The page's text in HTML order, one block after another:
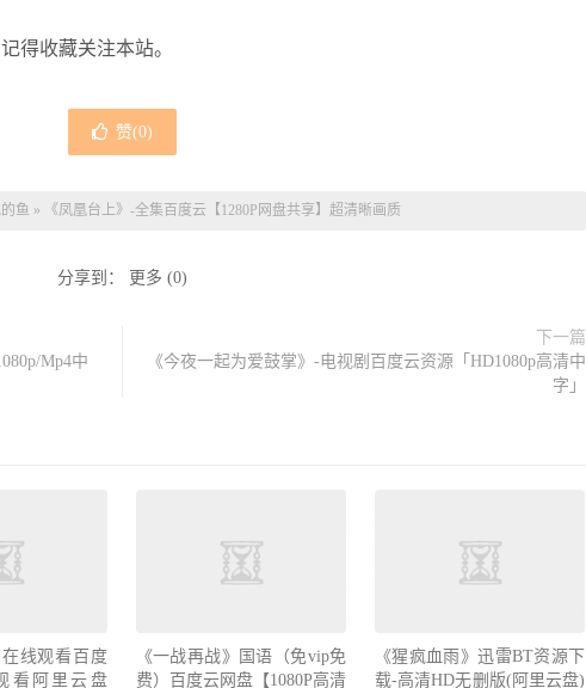
得收藏关注本站。
赞(0)
鱼 » 《凤凰台上》-全集百度云【1280P网盘共享】超清晰画质
分享到： 更多 (0)
Mp4中
下一篇
《今夜一起为爱鼓掌》-电视剧百度云资源「HD1080p高清中
字」
在线观看百度
看阿里云盘
《一战再战》国语（免vip免
费）百度云网盘【1080P高清
《猩疯血雨》迅雷BT资源下
载-高清HD无删版(阿里云盘)